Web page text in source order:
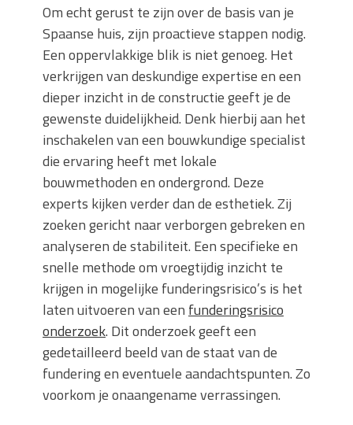
Om echt gerust te zijn over de basis van je
Spaanse huis, zijn proactieve stappen nodig.
Een oppervlakkige blik is niet genoeg. Het
verkrijgen van deskundige expertise en een
dieper inzicht in de constructie geeft je de
gewenste duidelijkheid. Denk hierbij aan het
inschakelen van een bouwkundige specialist
die ervaring heeft met lokale
bouwmethoden en ondergrond. Deze
experts kijken verder dan de esthetiek. Zij
zoeken gericht naar verborgen gebreken en
analyseren de stabiliteit. Een specifieke en
snelle methode om vroegtijdig inzicht te
krijgen in mogelijke funderingsrisico’s is het
laten uitvoeren van een funderingsrisico
onderzoek. Dit onderzoek geeft een
gedetailleerd beeld van de staat van de
fundering en eventuele aandachtspunten. Zo
voorkom je onaangename verrassingen.